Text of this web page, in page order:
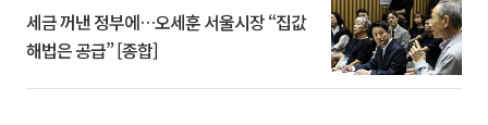
세금 꺼낸 정부에…오세훈 서울시장 “집값
해법은 공급” [종합]